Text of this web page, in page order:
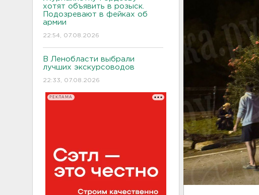
хотят объявить в розыск.
Подозревают в фейках об
армии
22:54, 07.08.2026
В Ленобласти выбрали
лучших экскурсоводов
22:33, 07.08.2026
РЕКЛАМА